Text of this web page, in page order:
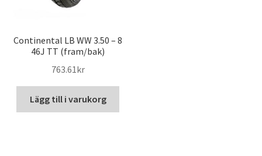
Continental LB WW 3.50 – 8
46J TT (fram/bak)
763.61kr
Lägg till i varukorg